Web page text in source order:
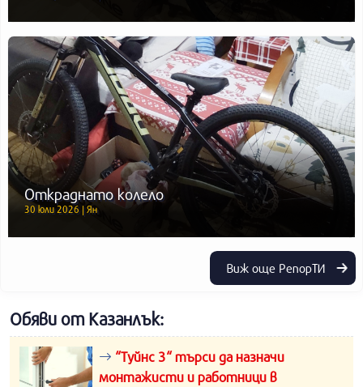
Откраднато колело
30 юли 2026 | Ян
Виж още РепорТИ
Обяви от Казанлък:
“Туйнс 3“ търси да назначи
монтажисти и работници в